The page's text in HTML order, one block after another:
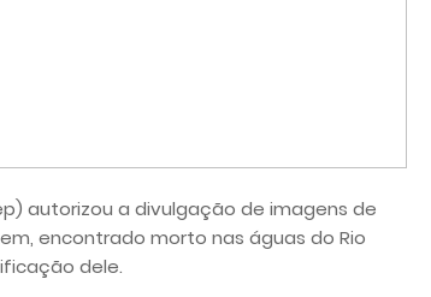
autorizou a divulgação de imagens de
encontrado morto nas águas do Rio
dele.